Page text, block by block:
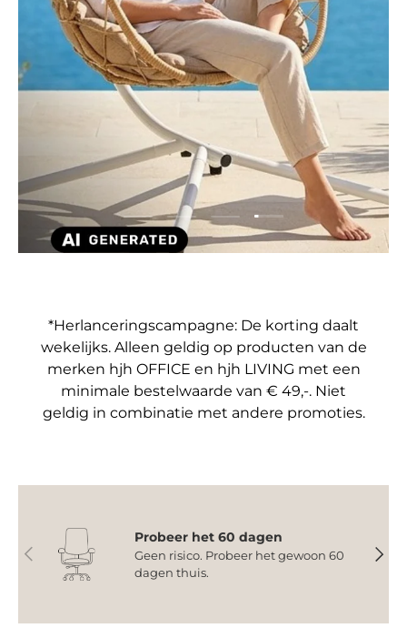
Dia laden 1 van 4
Dia laden 2 van 4
Dia laden 3 van 4
Dia laden 4 van 4
*Herlanceringscampagne: De korting daalt
wekelijks. Alleen geldig op producten van de
merken hjh OFFICE en hjh LIVING met een
minimale bestelwaarde van € 49,-. Niet
geldig in combinatie met andere promoties.
Vorige
Probeer het 60 dagen
Geen risico. Probeer het gewoon 60
dagen thuis.